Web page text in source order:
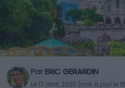
Par ERIC GERARDIN
Le 17 avril, 2025 (mis à jour le